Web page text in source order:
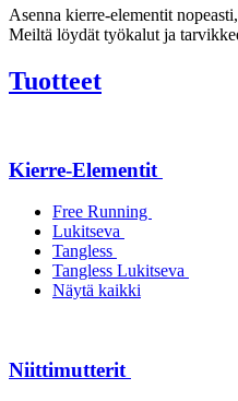
Asenna kierre-elementit
Meiltä löydät työkalut ja
Tuotteet
Kierre-Elementit
Free Running
Lukitseva
Tangless
Tangless Lukitseva
Näytä kaikki
Niittimutterit